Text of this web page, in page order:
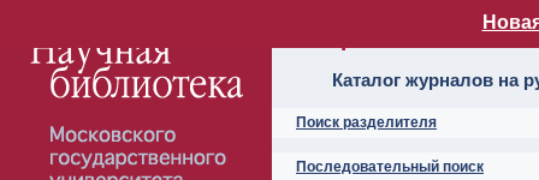
Алфавитный
Каталог журналов на
Поиск разделителя
Последовательный поиск